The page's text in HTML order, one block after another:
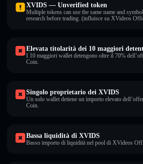
XVIDS — Unverified token
Multiple tokens can use the same name and
research before trading. (influisce su XVideos
Elevata titolarità dei 10 maggiori
I 10 maggiori wallet detengono oltre il 70%
Coin.
Singolo proprietario dei XVIDS
Un solo wallet detiene un importo elevato
Coin.
Bassa liquidità di XVIDS
Basso importo di liquidità nel pool di XVideos